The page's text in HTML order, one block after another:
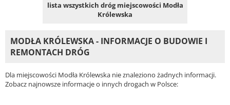
lista wszystkich dróg miejscowości Modła
Królewska
MODŁA KRÓLEWSKA - INFORMACJE O BUDOWIE I
REMONTACH DRÓG
Dla miejscowości Modła Królewska nie znaleziono żadnych informacji.
Zobacz najnowsze informacje o innych drogach w Polsce: